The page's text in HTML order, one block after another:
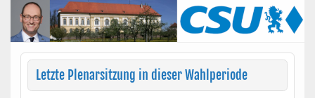
Letzte Plenarsitzung in dieser Wahlperiode